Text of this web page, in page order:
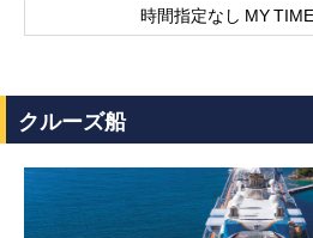
時間指定なし MY
クルーズ船